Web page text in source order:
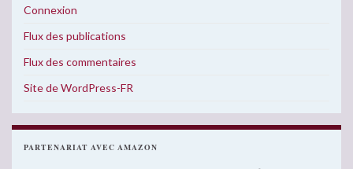
Connexion
Flux des publications
Flux des commentaires
Site de WordPress-FR
PARTENARIAT AVEC AMAZON